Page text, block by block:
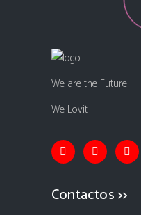
We are the Future
We Lovit!
Contactos >>